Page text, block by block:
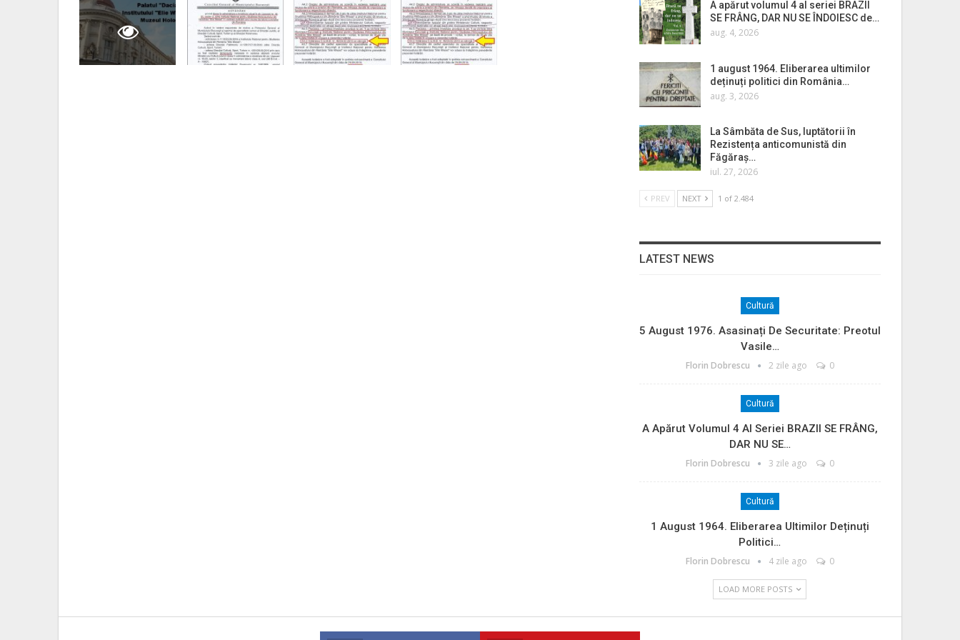
A apărut volumul 4 al seriei BRAZII
SE FRÂNG, DAR NU SE ÎNDOIESC de…
aug. 4, 2026
1 august 1964. Eliberarea ultimilor
deținuți politici din România…
aug. 3, 2026
La Sâmbăta de Sus, luptătorii în
Rezistența anticomunistă din
Făgăraș…
iul. 27, 2026
PREV NEXT 1 of 2.484
LATEST NEWS
Cultură
5 August 1976. Asasinați De Securitate: Preotul
Vasile…
Florin Dobrescu 2 zile ago 0
Cultură
A Apărut Volumul 4 Al Seriei BRAZII SE FRÂNG,
DAR NU SE…
Florin Dobrescu 3 zile ago 0
Cultură
1 August 1964. Eliberarea Ultimilor Deținuți
Politici…
Florin Dobrescu 4 zile ago 0
LOAD MORE POSTS